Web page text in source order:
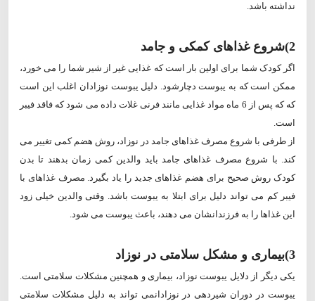
نداشته باشد.
2)شروع غذاهای کمکی و جامد
اگر کودک شما برای اولین بار است که غذایی غیر از شیر شما را می خورد،
ممکن است که به یبوست دچارشود. دلیل یبوست نوزادان اغلب این است
که که پس از 6 ماه مواد غذایی مانند فرنی غلات داده می شود که فاقد فیبر
است.
از طرفی با شروع مصرف غذاهای جامد در نوزاد، روش هضم کمی تغییر می
کند. با شروع مصرف غذاهای جامد باید والدین کمی زمان بدهند تا بدن
کودک روش صحیح برای هضم غذاهای جدید را یاد بگیرد. مصرف غذاهای با
فیبر کم می تواند دلیل برای ابتلا به یبوست باشد. وقتی والدین خیلی زود
این غذاها را به فرزندانشان می دهند، باعث یبوست می شود.
3)بیماری و مشکل سلامتی در نوزاد
یکی دیگر از دلایل یبوست نوزاد، بیماری و همچنین مشکلات سلامتی است.
یبوست در دوران شیردهی در نوزادانمی تواند به دلیل مشکلات سلامتی